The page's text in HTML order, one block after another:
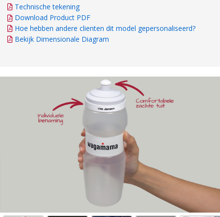
Technische tekening
Download Product PDF
Hoe hebben andere clienten dit model gepersonaliseerd?
Bekijk Dimensionale Diagram